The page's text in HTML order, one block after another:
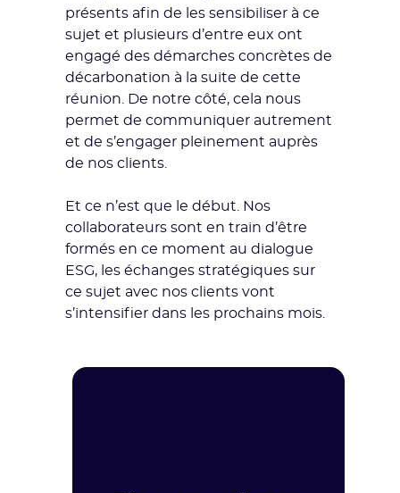
présents afin de les sensibiliser à ce
sujet et plusieurs d’entre eux ont
engagé des démarches concrètes de
décarbonation à la suite de cette
réunion. De notre côté, cela nous
permet de communiquer autrement
et de s’engager pleinement auprès
de nos clients.
Et ce n’est que le début. Nos
collaborateurs sont en train d’être
formés en ce moment au dialogue
ESG, les échanges stratégiques sur
ce sujet avec nos clients vont
s’intensifier dans les prochains mois.